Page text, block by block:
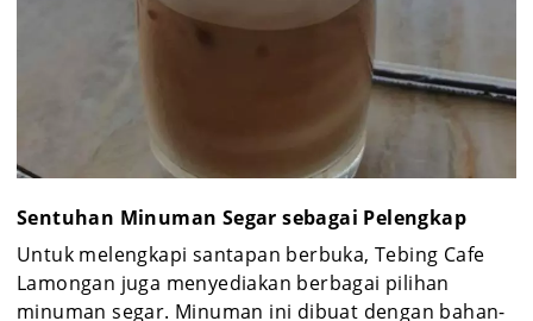
Sentuhan Minuman Segar sebagai Pelengkap
Untuk melengkapi santapan berbuka, Tebing Cafe
Lamongan juga menyediakan berbagai pilihan
minuman segar. Minuman ini dibuat dengan bahan-